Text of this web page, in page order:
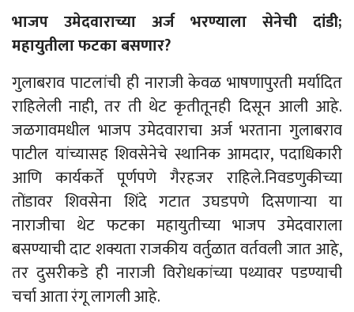
भाजप उमेदवाराच्या अर्ज भरण्याला सेनेची दांडी;
महायुतीला फटका बसणार?
गुलाबराव पाटलांची ही नाराजी केवळ भाषणापुरती मर्यादित
राहिलेली नाही, तर ती थेट कृतीतूनही दिसून आली आहे.
जळगावमधील भाजप उमेदवाराचा अर्ज भरताना गुलाबराव
पाटील यांच्यासह शिवसेनेचे स्थानिक आमदार, पदाधिकारी
आणि कार्यकर्ते पूर्णपणे गैरहजर राहिले.निवडणुकीच्या
तोंडावर शिवसेना शिंदे गटात उघडपणे दिसणाऱ्या या
नाराजीचा थेट फटका महायुतीच्या भाजप उमेदवाराला
बसण्याची दाट शक्यता राजकीय वर्तुळात वर्तवली जात आहे,
तर दुसरीकडे ही नाराजी विरोधकांच्या पथ्यावर पडण्याची
चर्चा आता रंगू लागली आहे.